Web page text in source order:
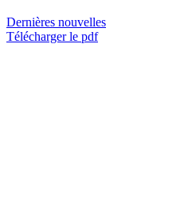
Dernières nouvelles
Télécharger le pdf